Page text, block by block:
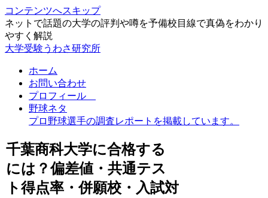
コンテンツへスキップ
ネットで話題の大学の評判や噂を予備校目線で真偽をわかり
やすく解説
大学受験うわさ研究所
ホーム
お問い合わせ
プロフィール
野球ネタ
プロ野球選手の調査レポートを掲載しています。
千葉商科大学に合格する
には？偏差値・共通テス
ト得点率・併願校・入試対